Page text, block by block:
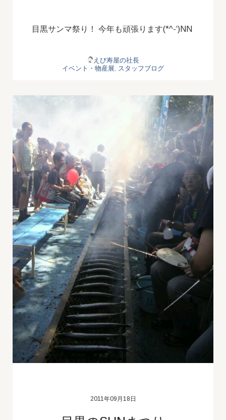
目黒サンマ祭り！ 今年も頑張ります(*^-‘)NN
えび寿屋の社長
イベント・物産展
スタッフブログ
2011年09月18日